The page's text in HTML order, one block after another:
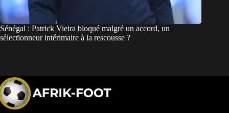
Sénégal : Patrick Vieira bloqué malgré un accord, un
sélectionneur intérimaire à la rescousse ?